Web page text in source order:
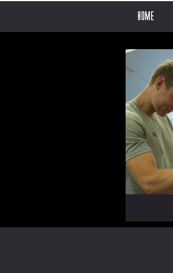
HOME